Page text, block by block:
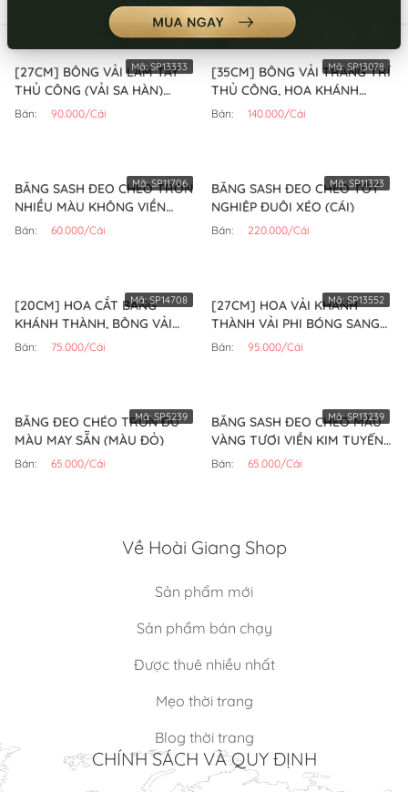
Sản phẩm tương tự
[27CM] BÔNG VẢI LÀM TAY
THỦ CÔNG (VẢI SA HÀN)
(HỒNG ĐẬM )
Bán: 90.000/Cái
Mã:SP13333
[35CM] BÔNG VẢI TRANG TRÍ
THỦ CÔNG, HOA KHÁNH
THÀNH (XANH LÁ)
Bán: 140.000/Cái
Mã:SP13078
BĂNG SASH ĐEO CHÉO TRƠN
NHIỀU MÀU KHÔNG VIỀN
(XANH LÁ)
Bán: 60.000/Cái
Mã:SP11706
BĂNG SASH ĐEO CHÉO TỐT
NGHIỆP ĐUÔI XÉO (CÁI)
Bán: 220.000/Cái
Mã:SP11323
[20CM] HOA CẮT BĂNG
KHÁNH THÀNH, BÔNG VẢI
KHAI TRƯƠNG (XANH CỔ VỊT)
Bán: 75.000/Cái
Mã:SP14708
[27CM] HOA VẢI KHÁNH
THÀNH VẢI PHI BÓNG SANG
TRỌNG (XANH ĐEN)
Bán: 95.000/Cái
Mã: SP13552
BĂNG ĐEO CHÉO TRƠN ĐỦ
MÀU MAY SẴN (MÀU ĐỎ)
Bán: 65.000/Cái
Mã:SP5239
BĂNG SASH ĐEO CHÉO MÀU
VÀNG TƯƠI VIỀN KIM TUYẾN
(CÁI)
Bán: 65.000/Cái
Mã:SP13239
Về Hoài Giang Shop
Sản phẩm mới
Sản phẩm bán chạy
Được thuê nhiều nhất
Mẹo thời trang
Blog thời trang
CHÍNH SÁCH VÀ QUY ĐỊNH